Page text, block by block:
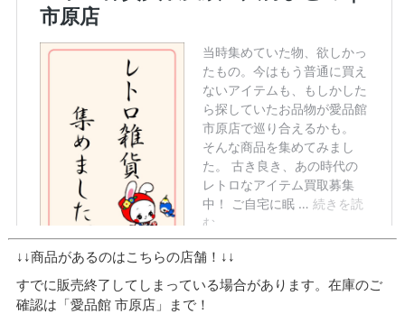
↓↓商品があるのはこちらの店舗！↓↓
すでに販売終了してしまっている場合があります。在庫のご
確認は「愛品館 市原店」まで！